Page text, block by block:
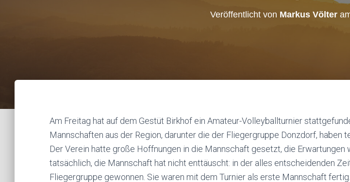
Veröffentlicht von Markus Völter
Am Freitag hat auf dem Gestüt Birkhof ein Amateur-Volleyballturnier
Mannschaften aus der Region, darunter die der Fliegergruppe Donzdorf, haben
Der Verein hatte große Hoffnungen in die Mannschaft gesetzt, die Erwartungen
tatsächlich, die Mannschaft hat nicht enttäuscht: in der alles entscheidenden
Fliegergruppe gewonnen. Sie waren mit dem Turnier als erste Mannschaft